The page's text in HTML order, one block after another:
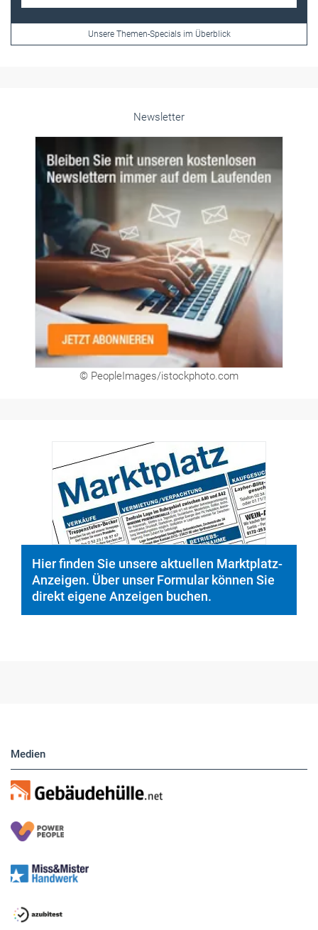
Unsere Themen-Specials im Überblick
Newsletter
© PeopleImages/istockphoto.com
Hier finden Sie unsere aktuellen Marktplatz-
Anzeigen. Über unser Formular können Sie
direkt eigene Anzeigen buchen.
Medien